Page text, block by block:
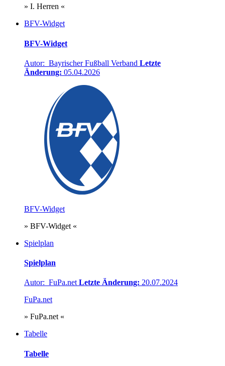
» I. Herren «
BFV-Widget
BFV-Widget
Autor: Bayrischer Fußball Verband Letzte
Änderung: 05.04.2026
BFV-Widget
» BFV-Widget «
Spielplan
Spielplan
Autor: FuPa.netLetzte Änderung: 20.07.2024
FuPa.net
» FuPa.net «
Tabelle
Tabelle